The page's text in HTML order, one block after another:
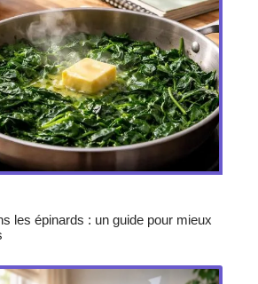
les épinards : un guide pour mieux